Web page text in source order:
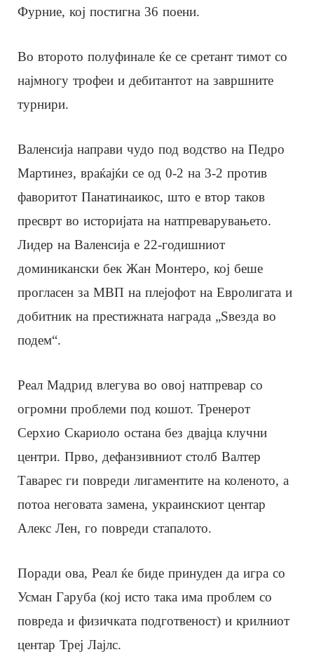
Фурние, кој постигна 36 поени.
Во второто полуфинале ќе се сретант тимот со
најмногу трофеи и дебитантот на завршните
турнири.
Валенсија направи чудо под водство на Педро
Мартинез, враќајќи се од 0-2 на 3-2 против
фаворитот Панатинаикос, што е втор таков
пресврт во историјата на натпреварувањето.
Лидер на Валенсија е 22-годишниот
доминикански бек Жан Монтеро, кој беше
прогласен за МВП на плејофот на Евролигата и
добитник на престижната награда „Ѕвезда во
подем“.
Реал Мадрид влегува во овој натпревар со
огромни проблеми под кошот. Тренерот
Серхио Скариоло остана без двајца клучни
центри. Прво, дефанзивниот столб Валтер
Таварес ги повреди лигаментите на коленото, а
потоа неговата замена, украинскиот центар
Алекс Лен, го повреди стапалото.
Поради ова, Реал ќе биде принуден да игра со
Усман Гаруба (кој исто така има проблем со
повреда и физичката подготвеност) и крилниот
центар Треј Лајлс.